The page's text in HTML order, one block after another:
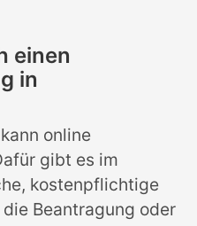
einen
in
online
gibt es im
kostenpflichtige
Beantragung oder